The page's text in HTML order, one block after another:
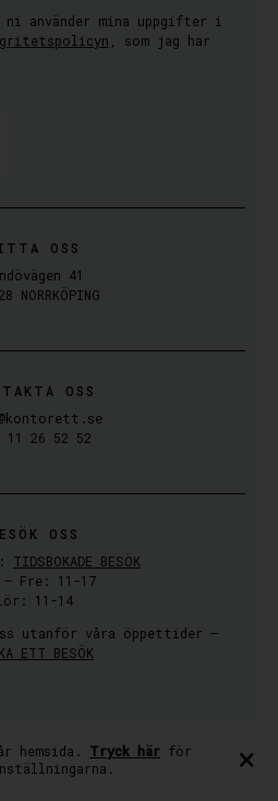
ni använder mina uppgifter i
, som jag har
OSS
41
NORRKÖPING
OSS
11 26 52 52
OSS
TIDSBOKADE BESÖK
– Fre: 11-17
11-14
utanför våra öppettider –
ETT BESÖK
hemsida. Tryck här för
×